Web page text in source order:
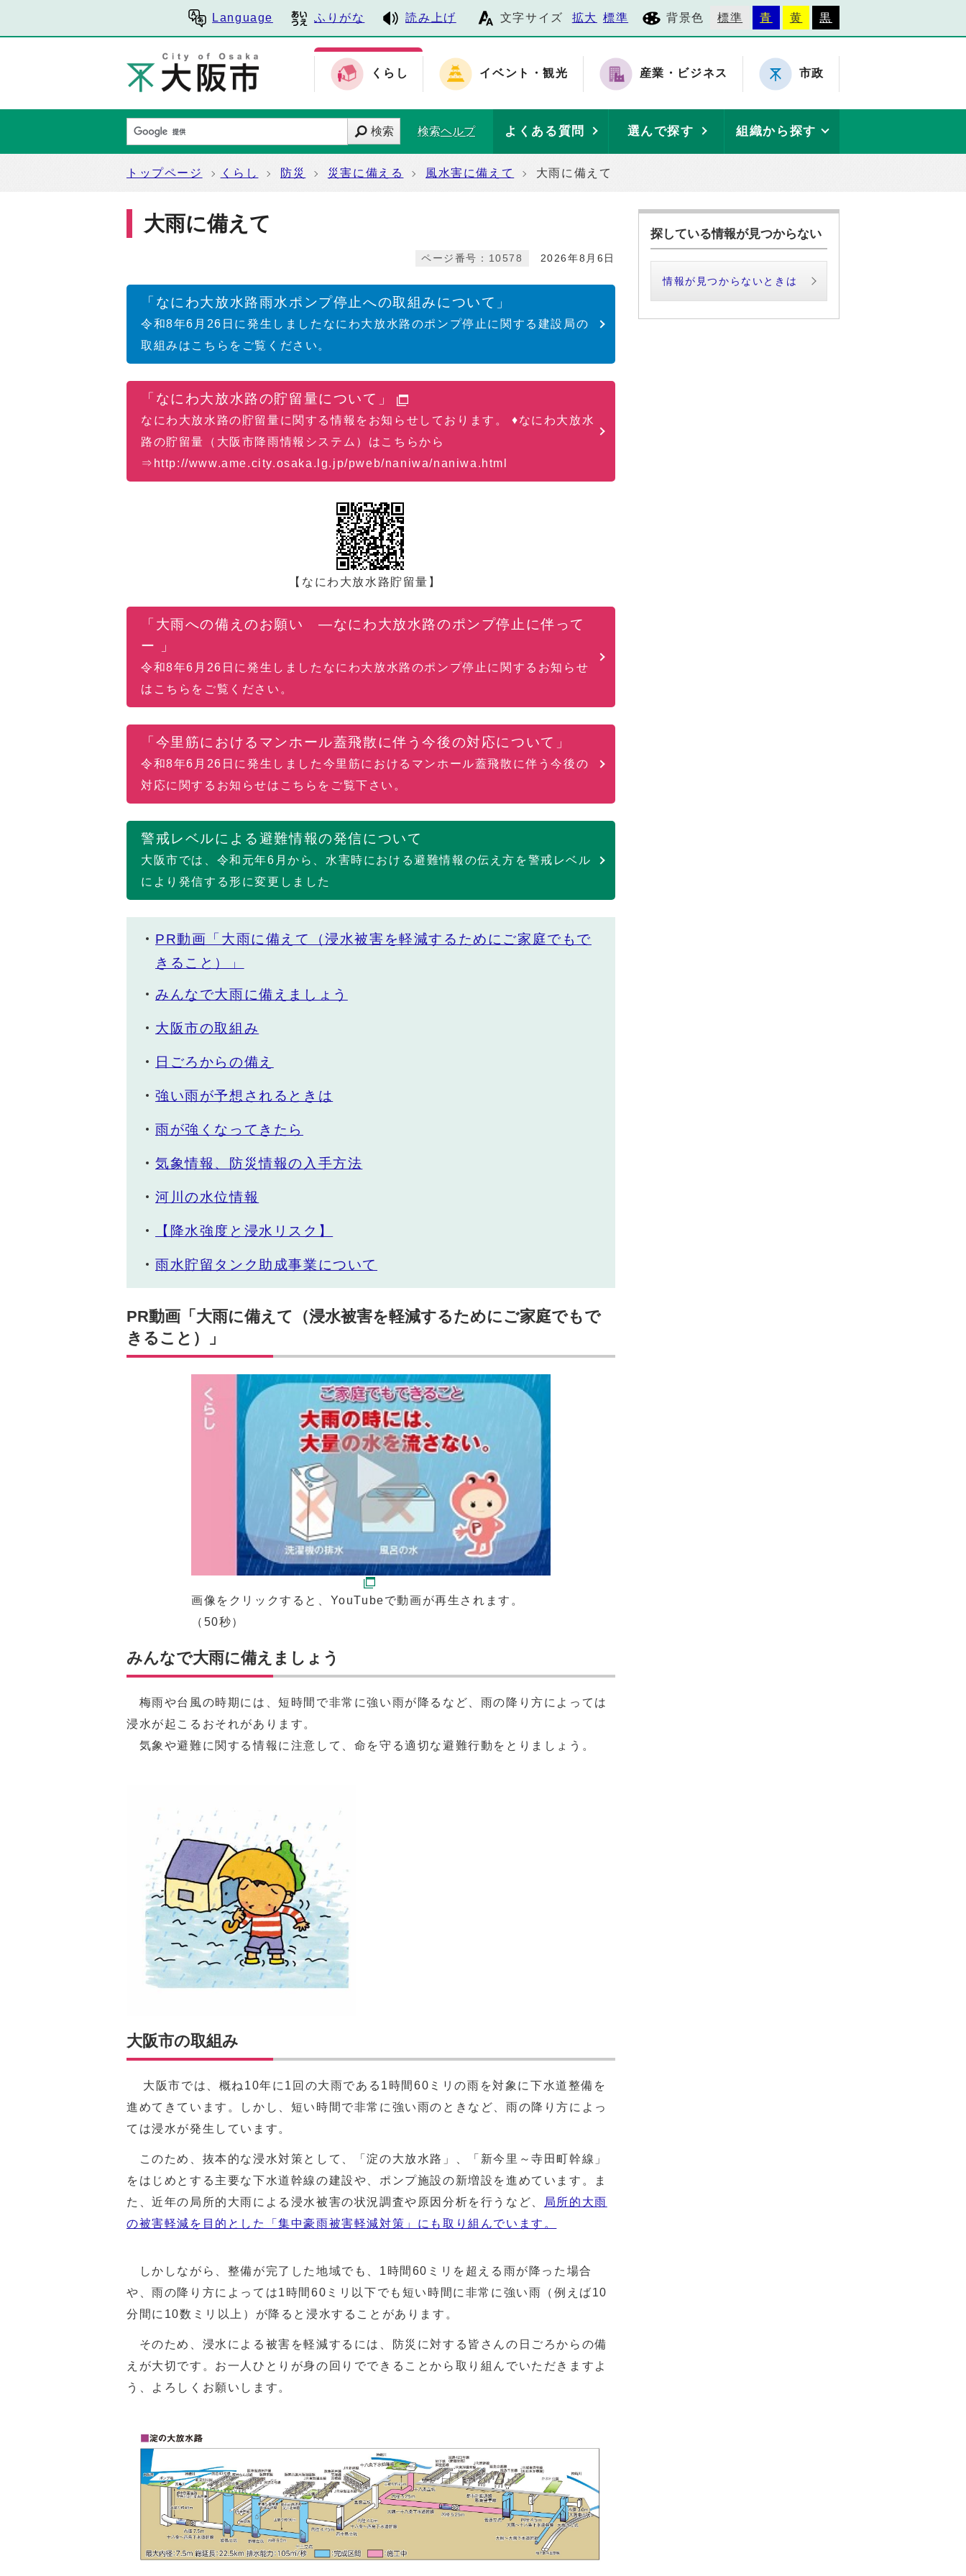
Language ふりがな 読み上げ 文字サイズ 拡大 標準 背景色 標準 青 黄 黒
くらし イベント・観光 産業・ビジネス 市政
検索 検索ヘルプ よくある質問 選んで探す 組織から探す
トップページ くらし 防災 災害に備える 風水害に備えて 大雨に備えて
大雨に備えて
2026年8月6日
ページ番号：10578
「なにわ大放水路雨水ポンプ停止への取組みについて」
令和8年6月26日に発生しましたなにわ大放水路のポンプ停止に関する建設局の
取組みはこちらをご覧ください。
「なにわ大放水路の貯留量について」
なにわ大放水路の貯留量に関する情報をお知らせしております。 ♦なにわ大放水
路の貯留量（大阪市降雨情報システム）はこちらから
⇒http://www.ame.city.osaka.lg.jp/pweb/naniwa/naniwa.html
【なにわ大放水路貯留量】
「大雨への備えのお願い ―なにわ大放水路のポンプ停止に伴って
ー 」
令和8年6月26日に発生しましたなにわ大放水路のポンプ停止に関するお知らせ
はこちらをご覧ください。
「今里筋におけるマンホール蓋飛散に伴う今後の対応について」
令和8年6月26日に発生しました今里筋におけるマンホール蓋飛散に伴う今後の
対応に関するお知らせはこちらをご覧下さい。
警戒レベルによる避難情報の発信について
大阪市では、令和元年6月から、水害時における避難情報の伝え方を警戒レベル
により発信する形に変更しました
PR動画「大雨に備えて（浸水被害を軽減するためにご家庭でもで
きること）」
みんなで大雨に備えましょう
大阪市の取組み
日ごろからの備え
強い雨が予想されるときは
雨が強くなってきたら
気象情報、防災情報の入手方法
河川の水位情報
【降水強度と浸水リスク】
雨水貯留タンク助成事業について
PR動画「大雨に備えて（浸水被害を軽減するためにご家庭でもで
きること）」
画像をクリックすると、YouTubeで動画が再生されます。
（50秒）
みんなで大雨に備えましょう
梅雨や台風の時期には、短時間で非常に強い雨が降るなど、雨の降り方によっては
浸水が起こるおそれがあります。
気象や避難に関する情報に注意して、命を守る適切な避難行動をとりましょう。
大阪市の取組み
大阪市では、概ね10年に1回の大雨である1時間60ミリの雨を対象に下水道整備を
進めてきています。しかし、短い時間で非常に強い雨のときなど、雨の降り方によっ
ては浸水が発生しています。
このため、抜本的な浸水対策として、「淀の大放水路」、「新今里～寺田町幹線」
をはじめとする主要な下水道幹線の建設や、ポンプ施設の新増設を進めています。ま
た、近年の局所的大雨による浸水被害の状況調査や原因分析を行うなど、
局所的大雨
の被害軽減を目的とした「集中豪雨被害軽減対策」にも取り組んでいます。
しかしながら、整備が完了した地域でも、1時間60ミリを超える雨が降った場合
や、雨の降り方によっては1時間60ミリ以下でも短い時間に非常に強い雨（例えば10
分間に10数ミリ以上）が降ると浸水することがあります。
そのため、浸水による被害を軽減するには、防災に対する皆さんの日ごろからの備
えが大切です。お一人ひとりが身の回りでできることから取り組んでいただきますよ
う、よろしくお願いします。
探している情報が見つからない
情報が見つからないときは